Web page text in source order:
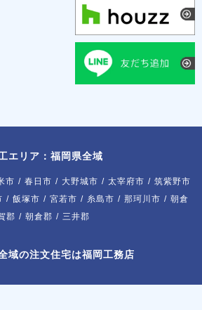
エリア：福岡県全域
市 / 春日市 / 大野城市 / 太宰府市 / 筑紫野市
/ 飯塚市 / 宮若市 / 糸島市 / 那珂川市 / 朝倉
郡 / 朝倉郡 / 三井郡
域の注文住宅は福岡工務店